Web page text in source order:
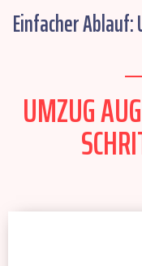
Einfacher Ablauf:
UMZUG